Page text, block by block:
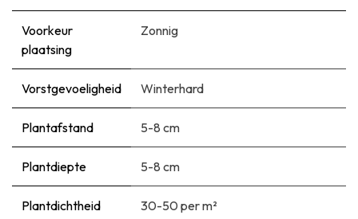
Voorkeur
plaatsing
Zonnig
Vorstgevoeligheid Winterhard
Plantafstand 5-8 cm
Plantdiepte 5-8 cm
Plantdichtheid 30-50 per m²